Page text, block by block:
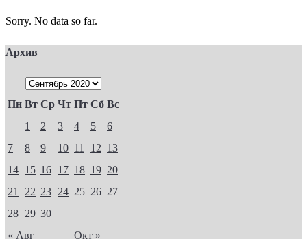
Sorry. No data so far.
Архив
Пн Вт Ср Чт Пт Сб Вс
« Авг Окт »
1 2 3 4 5
6
7
8 9 10 11 12 13
14 15 16 17 18 19 20
21
22 23 24 25 26 27
28 29 30